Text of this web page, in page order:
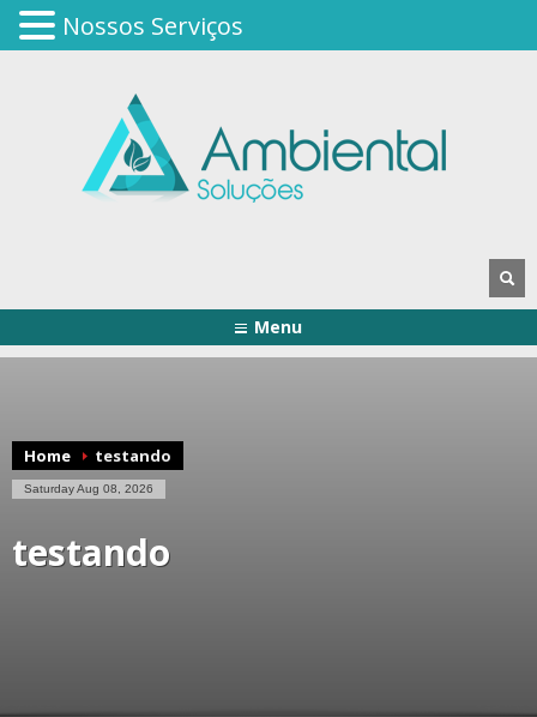
Menu
Home testando
Saturday Aug 08, 2026
testando
Nossos Serviços